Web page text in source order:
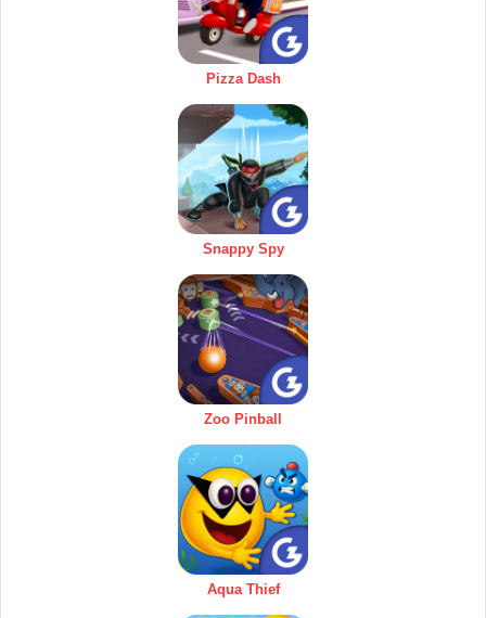
Pizza Dash
Snappy Spy
Zoo Pinball
Aqua Thief